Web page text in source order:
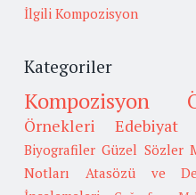
İlgili Kompozisyon
Kategoriler
Kompozisyon
Örnekleri
Edebiyat
Biyografiler Güzel Sözler
Notları
Atasözü ve